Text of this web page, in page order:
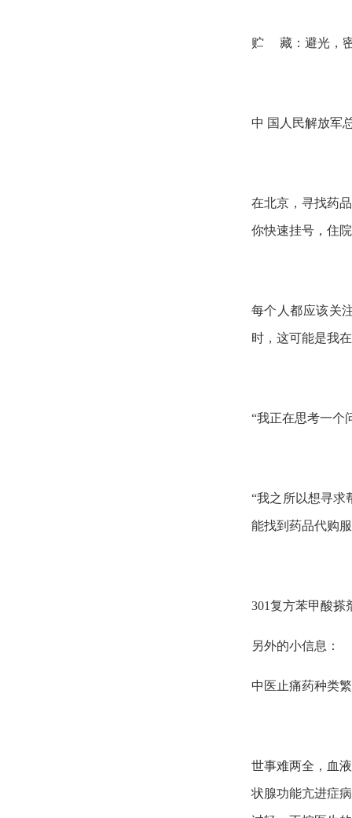
贮 藏：避光，
中 国人民解放军
在北京，寻找药
你快速挂号，住
每个人都应该关
时，这可能是我
“我正在思考一个
“我之所以想寻求
能找到药品代购
301复方苯甲酸搽
另外的小信息：
中医止痛药种类
世事难两全，血
状腺功能亢进症